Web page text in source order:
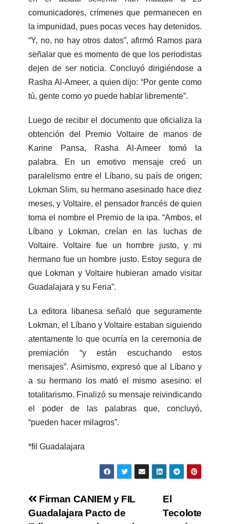
comunicadores, crímenes que permanecen en
la impunidad, pues pocas veces hay detenidos.
“Y, no, no hay otros datos”, afirmó Ramos para
señalar que es momento de que los periodistas
dejen de ser noticia. Concluyó dirigiéndose a
Rasha Al-Ameer, a quien dijo: “Por gente como
tú, gente como yo puede hablar libremente”.
Luego de recibir el documento que oficializa la
obtención del Premio Voltaire de manos de
Karine Pansa, Rasha Al-Ameer tomó la
palabra. En un emotivo mensaje creó un
paralelismo entre el Líbano, su país de origen;
Lokman Slim, su hermano asesinado hace diez
meses, y Voltaire, el pensador francés de quien
toma el nombre el Premio de la ipa. “Ambos, el
Líbano y Lokman, creían en las luchas de
Voltaire. Voltaire fue un hombre justo, y mi
hermano fue un hombre justo. Estoy segura de
que Lokman y Voltaire hubieran amado visitar
Guadalajara y su Feria”.
La editora libanesa señaló que seguramente
Lokman, el Líbano y Voltaire estaban siguiendo
atentamente lo que ocurría en la ceremonia de
premiación “y están escuchando estos
mensajes”. Asimismo, expresó que al Líbano y
a su hermano los mató el mismo asesino: el
totalitarismo. Finalizó su mensaje reivindicando
el poder de las palabras que, concluyó,
“pueden hacer milagros”.
*fil Guadalajara
El
Tecolote
Firman CANIEM y FIL
Guadalajara Pacto de